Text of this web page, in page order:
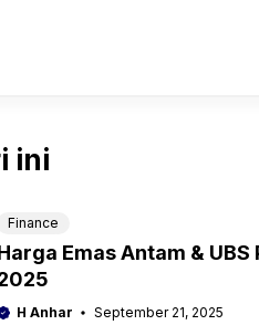
ini
Finance
Emas Antam &
H Anhar September 21, 2025